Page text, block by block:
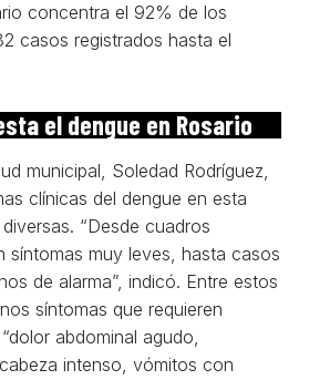
concentra el 92% de los
casos registrados hasta el
el dengue en Rosario
municipal, Soledad Rodríguez,
clínicas del dengue en esta
“Desde cuadros
síntomas muy leves, hasta casos
de alarma”, indicó. Entre estos
síntomas que requieren
abdominal agudo,
intenso, vómitos con